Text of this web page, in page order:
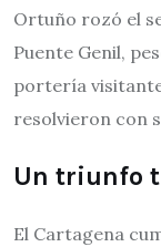
Ortuño rozó el
Puente Genil,
portería
resolvieron con
Un triunfo
El Cartagena